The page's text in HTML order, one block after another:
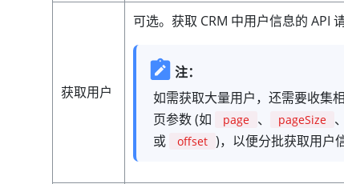
获取用户
可选。获取 CRM 中用户信息的 API 请
注：
如需获取大量用户，还需要收集
页参数 (如
page 、 pageSize 、
或 offset )，以便分批获取用户